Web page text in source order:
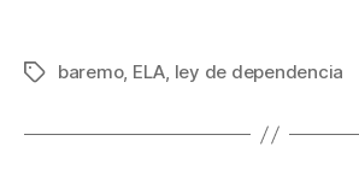
Etiquetas
baremo, ELA, ley de dependencia